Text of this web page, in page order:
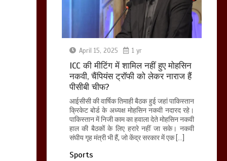
April 15, 2025 1 yr
ICC की मीटिंग में शामिल नहीं हुए मोहसिन
नकवी, चैंपियंस ट्रॉफी को लेकर नाराज हैं
पीसीबी चीफ?
आईसीसी की वार्षिक तिमाही बैठक हुई जहां पाकिस्तान
क्रिकेट बोर्ड के अध्यक्ष मोहसिन नकवी नदारद रहे।
पाकिस्तान में निजी काम का हवाला देते मोहसिन नकवी
हाल की बैठकों के लिए हरारे नहीं जा सके। नकवी
संघीय गृह मंत्री भी हैं, जो केंद्र सरकार में एक […]
Sports